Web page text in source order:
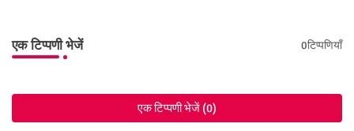
एक टिप्पणी भेजें 0टिप्पणियाँ
एक टिप्पणी भेजें (0)